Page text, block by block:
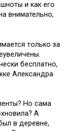
и как его
внимательно,
только за
бесплатно,
Александра
Но сама
А
в деревне,